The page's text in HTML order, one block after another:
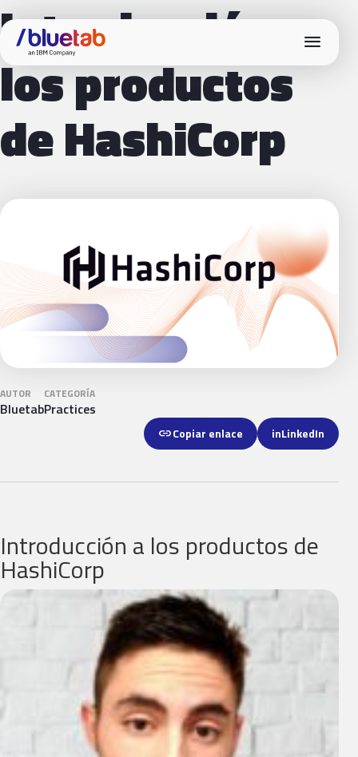
menu
Introducción a
los productos
de HashiCorp
AUTOR
Bluetab
CATEGORÍA
Practices
linkCopiar enlace inLinkedIn
Introducción a los productos de
HashiCorp